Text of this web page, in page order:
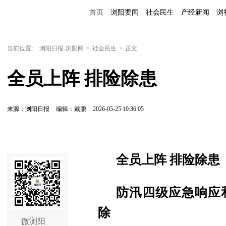
首页 浏阳要闻 社会民生 产经新闻 浏
当前位置: 浏阳日报-浏阳网 > 社会民生 > 正文
全员上阵 排险除患
来源：浏阳日报 编辑：戴鹏 2026-05-25 10:36:05
微浏阳
全员上阵 排险除患
防汛四级应急响
除